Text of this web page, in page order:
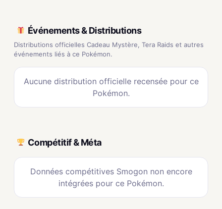
Événements & Distributions
Distributions officielles Cadeau Mystère, Tera Raids et autres
événements liés à ce Pokémon.
Aucune distribution officielle recensée pour ce
Pokémon.
Compétitif & Méta
Données compétitives Smogon non encore
intégrées pour ce Pokémon.